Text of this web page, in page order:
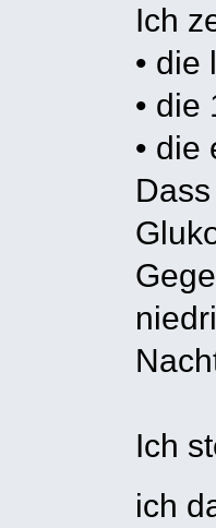
Ich
• die
• die
• die
Ich
ich